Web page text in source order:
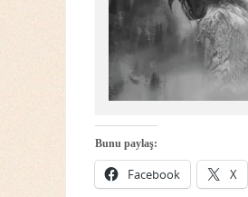
Bunu paylaş:
Facebook X